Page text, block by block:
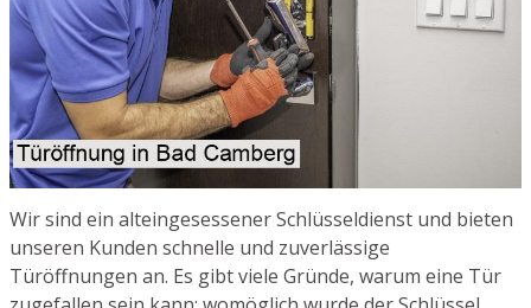
Wir sind ein alteingesessener Schlüsseldienst und bieten
unseren Kunden schnelle und zuverlässige
Türöffnungen an. Es gibt viele Gründe, warum eine Tür